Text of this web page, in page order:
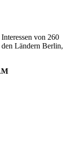
von 260
Ländern Berlin,